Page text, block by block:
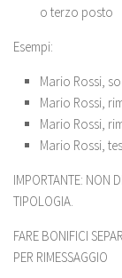
o terzo posto
Esempi:
Mario Rossi,
Mario Rossi,
Mario Rossi,
Mario Rossi,
IMPORTANTE: NON
TIPOLOGIA.
FARE BONIFICI
PER RIMESSAGGIO